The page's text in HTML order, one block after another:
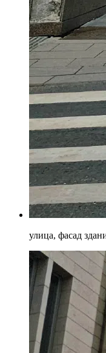
улица, фасад